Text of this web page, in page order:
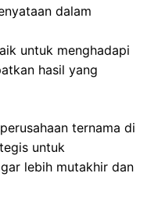
dalam
untuk menghadapi
hasil yang
ternama di
untuk
lebih mutakhir dan